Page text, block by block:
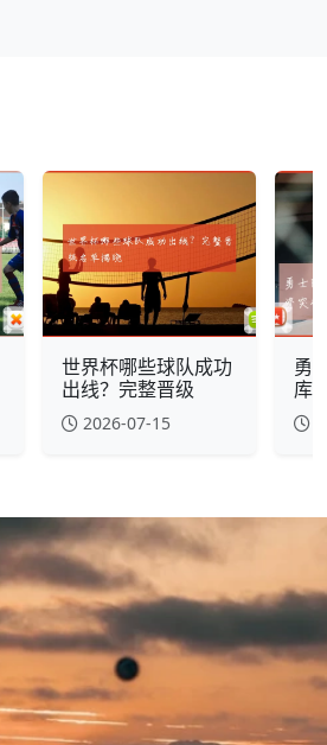
世界杯哪些球队成功
出线？完整晋级
2026-07-15
勇
库